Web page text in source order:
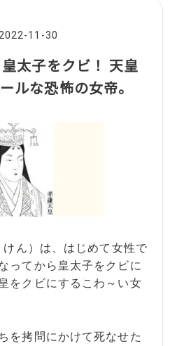
2022-11-30
太子をクビ！ 天皇
ルな恐怖の女帝。
ん）は、はじめて女性で
ってから皇太子をクビに
をクビにするこわ～い女
を拷問にかけて死なせた